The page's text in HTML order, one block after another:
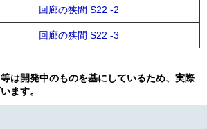
回廊の狭間 S22 -2
回廊の狭間 S22 -3
は開発中のものを基にしているため、実際
ます。